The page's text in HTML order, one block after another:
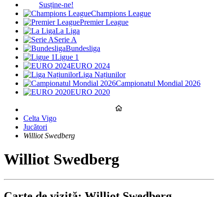
Susține-ne!
Champions League
Premier League
La Liga
Serie A
Bundesliga
Ligue 1
EURO 2024
Liga Națiunilor
Campionatul Mondial 2026
EURO 2020
Celta Vigo
Jucători
Williot Swedberg
Williot Swedberg